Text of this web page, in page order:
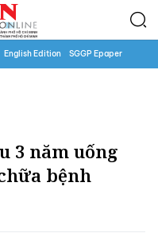
English Edition SGGP Epaper
3 năm uống
bệnh